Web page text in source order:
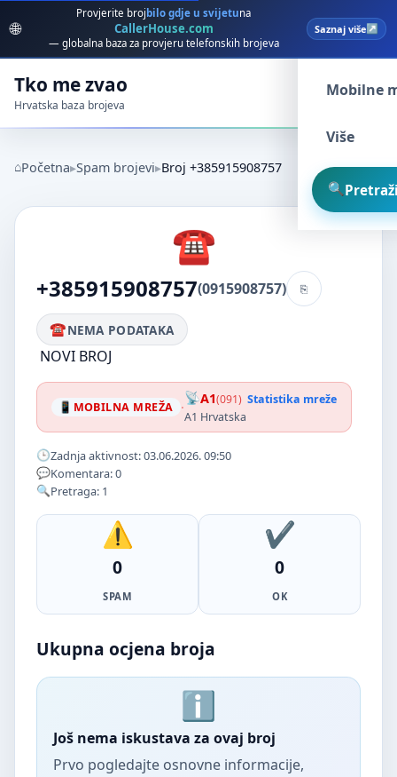
🌐
Provjerite broj bilo gdje u svijetuna
CallerHouse.com
— globalna baza za provjeru telefonskih brojeva
Saznaj više
Tko me zvao
Hrvatska baza brojeva
Spam
Mobilne
Više
Početna Spam brojevi Broj +385915908757
+385915908757(0915908757)
NEMA PODATAKA
NOVI BROJ
MOBILNA MREŽA · A1(091) Statistika mreže
A1 Hrvatska
Zadnja aktivnost: 03.06.2026. 09:50
Komentara: 0
Pretraga: 1
0
SPAM
0
OK
Ukupna ocjena broja
Još nema iskustava za ovaj broj
Prvo pogledajte osnovne informacije,